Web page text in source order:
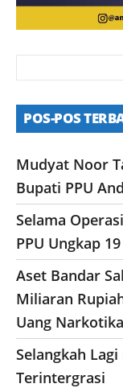
POS-POS
Mudyat Noor
Bupati PPU
Selama
PPU Ungkap
Aset Bandar
Miliaran
Uang Narkotika
Selangkah
Terintergrasi